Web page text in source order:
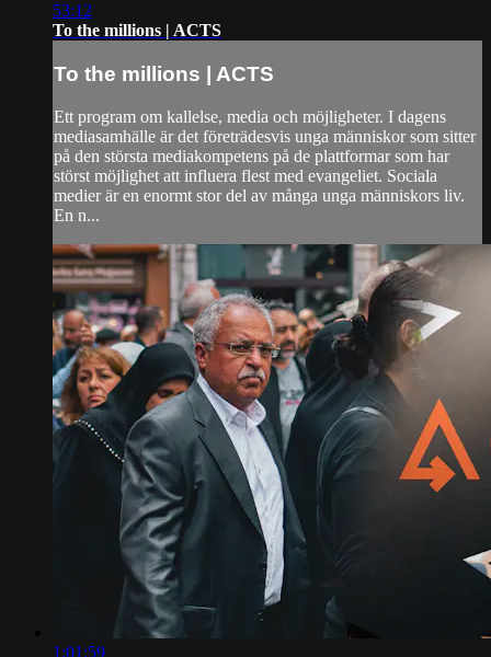
53:12
To the millions | ACTS
To the millions | ACTS
Ett program om kallelse, media och möjligheter. I dagens
mediasamhälle är det företrädesvis unga människor som sitter
på den största mediakompetens på de plattformar som har
störst möjlighet att influera flest med evangeliet. Sociala
medier är en enormt stor del av många unga människors liv.
En n...
1:01:59